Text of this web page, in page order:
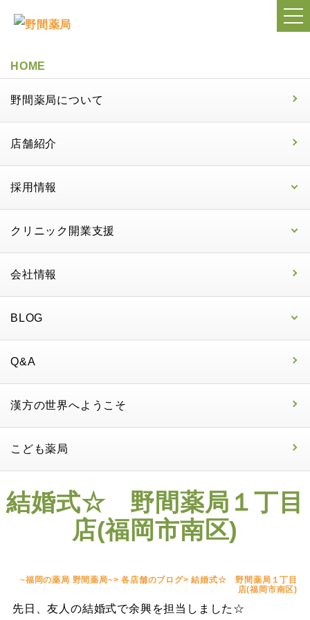
HOME
野間薬局について
店舗紹介
採用情報
クリニック開業支援
会社情報
BLOG
Q&A
漢方の世界へようこそ
こども薬局
結婚式☆ 野間薬局１丁目
店(福岡市南区)
~福岡の薬局 野間薬局~>各店舗のブログ>結婚式☆ 野間薬局１丁目
店(福岡市南区)
先日、友人の結婚式で余興を担当しました☆